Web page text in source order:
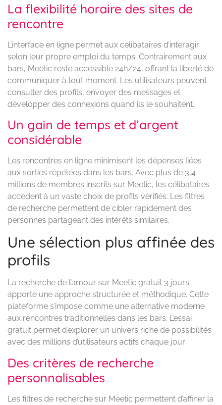
La flexibilité horaire des sites de
rencontre
L’interface en ligne permet aux célibataires d’interagir
selon leur propre emploi du temps. Contrairement aux
bars, Meetic reste accessible 24h/24, offrant la liberté de
communiquer à tout moment. Les utilisateurs peuvent
consulter des profils, envoyer des messages et
développer des connexions quand ils le souhaitent.
Un gain de temps et d’argent
considérable
Les rencontres en ligne minimisent les dépenses liées
aux sorties répétées dans les bars. Avec plus de 3,4
millions de membres inscrits sur Meetic, les célibataires
accèdent à un vaste choix de profils vérifiés. Les filtres
de recherche permettent de cibler rapidement des
personnes partageant des intérêts similaires.
Une sélection plus affinée des
profils
La recherche de l’amour sur Meetic gratuit 3 jours
apporte une approche structurée et méthodique. Cette
plateforme s’impose comme une alternative moderne
aux rencontres traditionnelles dans les bars. L’essai
gratuit permet d’explorer un univers riche de possibilités
avec des millions d’utilisateurs actifs chaque jour.
Des critères de recherche
personnalisables
Les filtres de recherche sur Meetic permettent d’affiner la